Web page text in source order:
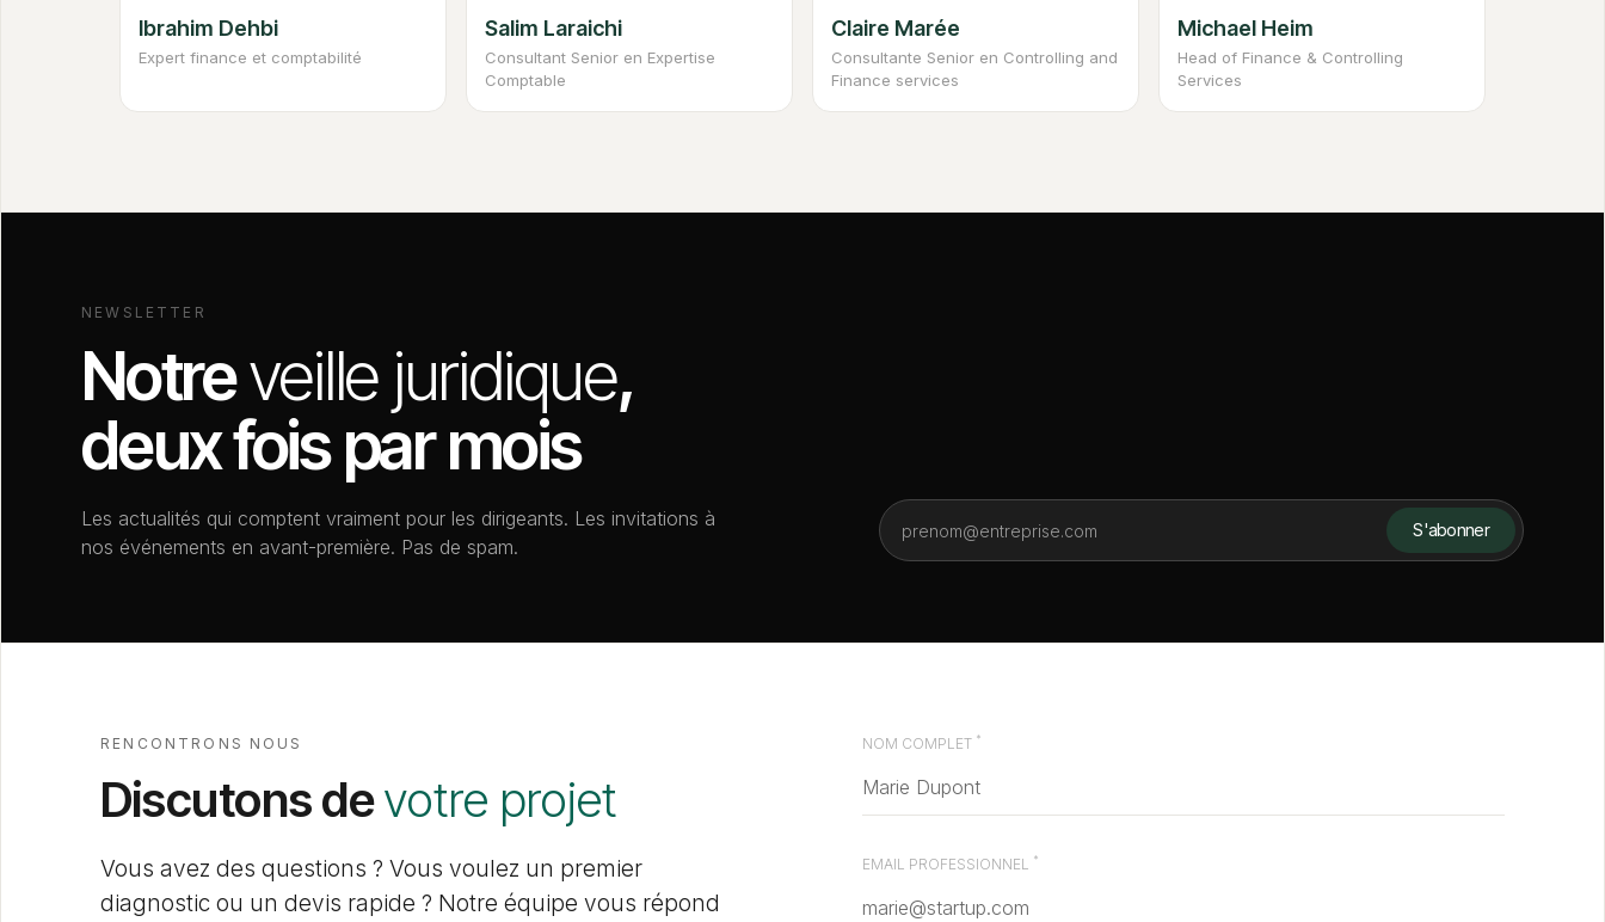
Ibrahim Dehbi
Expert finance et comptabilité
Salim Laraichi
Consultant Senior en Expertise
Comptable
Claire Marée
Consultante Senior en Controlling and
Finance services
Michael Heim
Head of Finance & Controlling
Services
NEWSLETTER
Notreveille juridique,
deux fois par mois
Les actualités qui comptent vraiment pour les dirigeants. Les invitations à
nos événements en avant-première. Pas de spam.
RENCONTRONS NOUS
Discutons devotre projet
Vous avez des questions ? Vous voulez un premier
diagnostic ou un devis rapide ? Notre équipe vous répond
NOM COMPLET *
EMAIL PROFESSIONNEL *